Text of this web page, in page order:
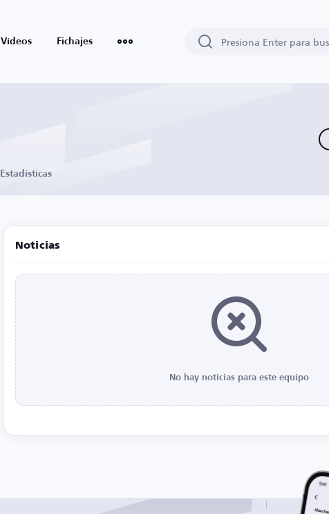
Vídeos Fichajes
Estadísticas
Noticias
No hay noticias para este equipo